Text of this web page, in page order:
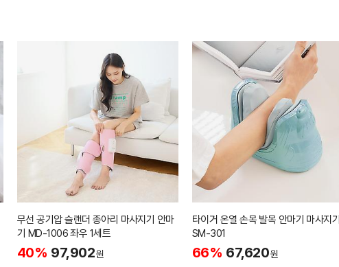
무선 공기압 슬랜더 종아리 마사지기 안마
기 MD-1006 좌우 1세트
40% 97,902원
타이거 온열 손목 발목 안마기 마사지
SM-301
66% 67,620원